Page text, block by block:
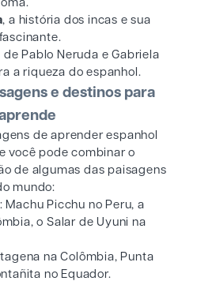
, a história dos incas e sua
de Pablo Neruda e Gabriela
a riqueza do espanhol.
e destinos para
de aprender espanhol
você pode combinar o
de algumas das paisagens
mundo:
: Machu Picchu no Peru, a
o Salar de Uyuni na
na Colômbia, Punta
no Equador.